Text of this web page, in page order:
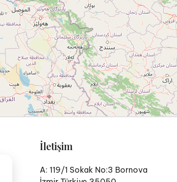
İletişim
A: 119/1 Sokak No:3 Bornova